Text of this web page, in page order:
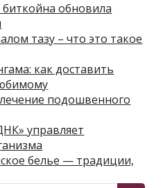
обновила
тазу – что это такое
как доставить
подошвенного
управляет
белье — традиции,